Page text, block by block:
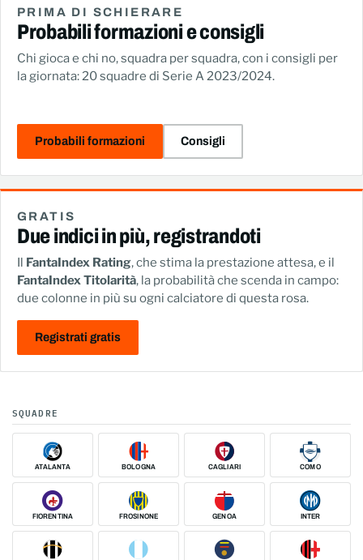
PRIMA DI SCHIERARE
Probabili formazioni e consigli
Chi gioca e chi no, squadra per squadra, con i consigli per
la giornata: 20 squadre di Serie A 2023/2024.
Probabili formazioni Consigli
GRATIS
Due indici in più, registrandoti
Il FantaIndex Rating, che stima la prestazione attesa, e il
FantaIndex Titolarità, la probabilità che scenda in campo:
due colonne in più su ogni calciatore di questa rosa.
Registrati gratis
SQUADRE
ATALANTA BOLOGNA CAGLIARI COMO
FIORENTINA FROSINONE GENOA INTER